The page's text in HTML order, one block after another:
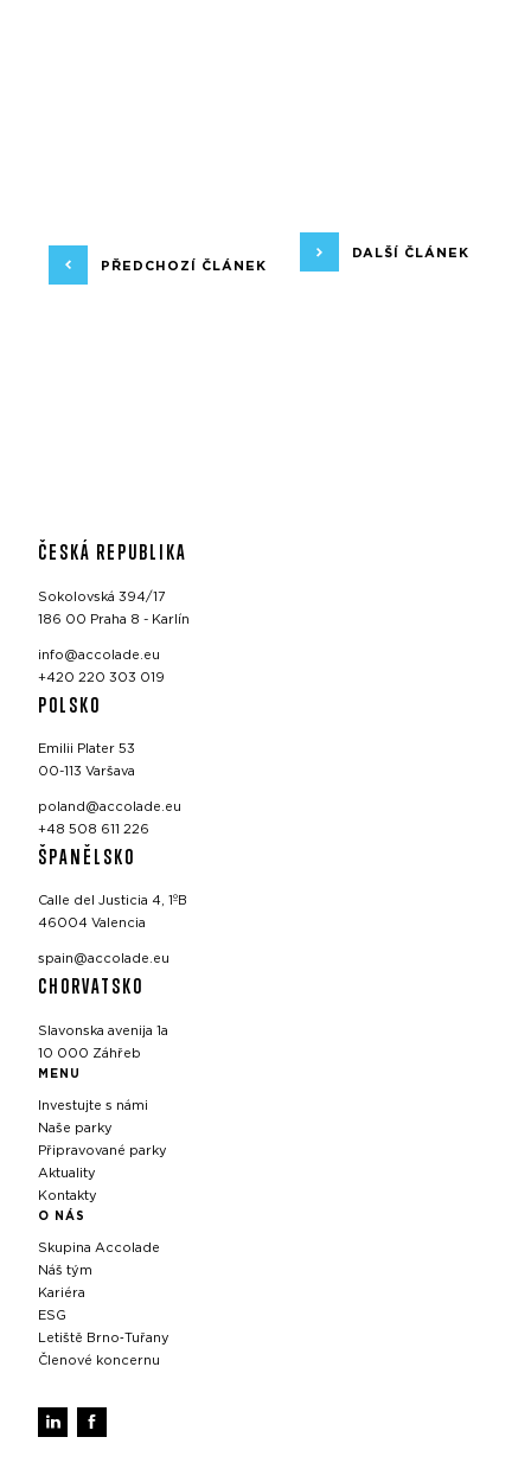
PŘEDCHOZÍ ČLÁNEK
DALŠÍ ČLÁNEK
ČESKÁ REPUBLIKA
Sokolovská 394/17
186 00 Praha 8 - Karlín
info@accolade.eu
+420 220 303 019
POLSKO
Emilii Plater 53
00-113 Varšava
poland@accolade.eu
+48 508 611 226
ŠPANĚLSKO
Calle del Justicia 4, 1ºB
46004 Valencia
spain@accolade.eu
CHORVATSKO
Slavonska avenija 1a
10 000 Záhřeb
MENU
Investujte s námi
Naše parky
Připravované parky
Aktuality
Kontakty
O NÁS
Skupina Accolade
Náš tým
Kariéra
ESG
Letiště Brno‑Tuřany
Členové koncernu